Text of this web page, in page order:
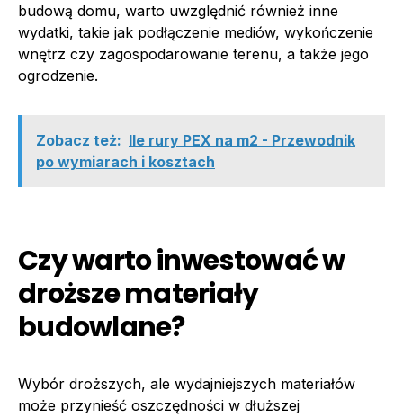
budową domu, warto uwzględnić również inne
wydatki, takie jak podłączenie mediów, wykończenie
wnętrz czy zagospodarowanie terenu, a także jego
ogrodzenie.
Zobacz też: Ile rury PEX na m2 - Przewodnik
po wymiarach i kosztach
Czy warto inwestować w
droższe materiały
budowlane?
Wybór droższych, ale wydajniejszych materiałów
może przynieść oszczędności w dłuższej